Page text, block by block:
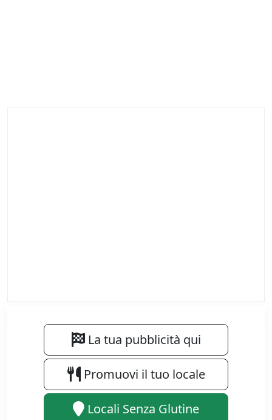
La tua pubblicità qui
Promuovi il tuo locale
Locali Senza Glutine